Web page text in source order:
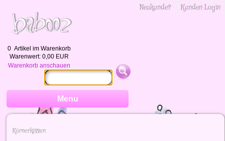
0 Artikel im Warenkorb
Warenwert: 0,00 EUR
Warenkorb anschauen
Kunden Login
Neukunde?
Menu
Körnerkissen